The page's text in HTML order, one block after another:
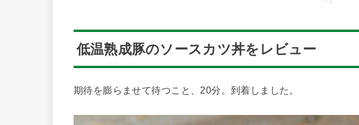
低温熟成豚のソースカツ丼をレビュー
期待を膨らませて待つこと、20分。到着しました。